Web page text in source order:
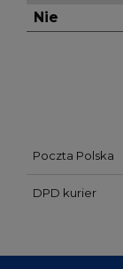
Nie
Poczta Polska
DPD kurier